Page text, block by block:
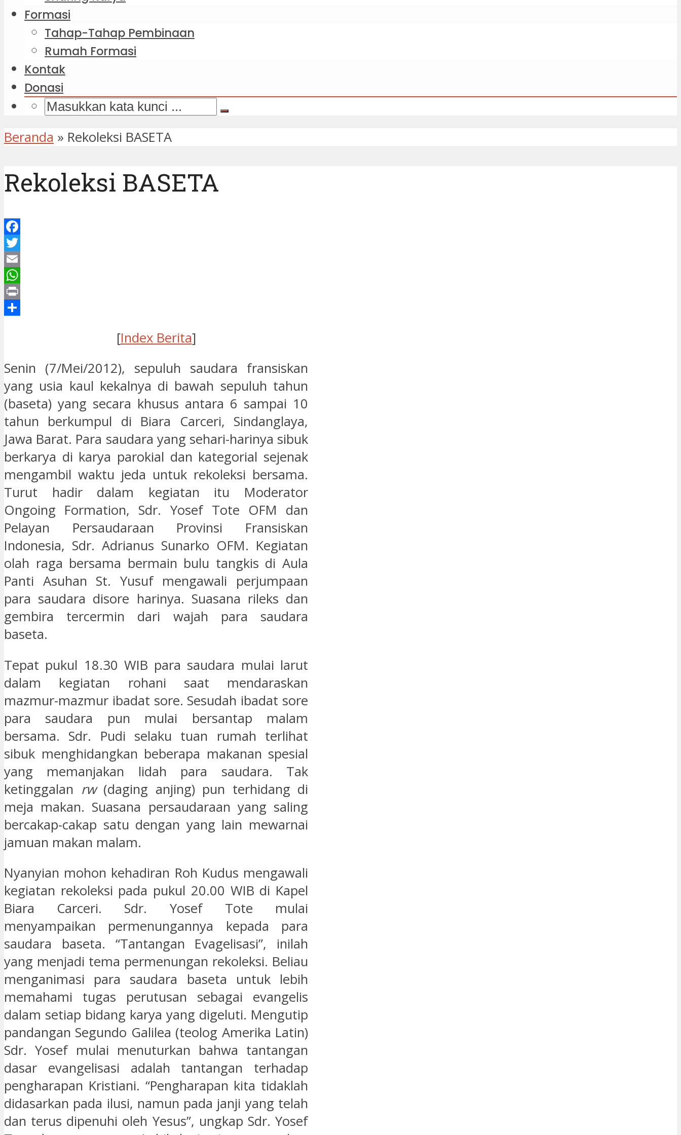
Formasi
Tahap-Tahap Pembinaan
Rumah Formasi
Kontak
Donasi
Beranda » Rekoleksi BASETA
Rekoleksi BASETA
Facebook
Twitter
Email
WhatsApp
Print
[Index Berita]
Senin (7/Mei/2012), sepuluh saudara fransiskan
yang usia kaul kekalnya di bawah sepuluh tahun
(baseta) yang secara khusus antara 6 sampai 10
tahun berkumpul di Biara Carceri, Sindanglaya,
Jawa Barat. Para saudara yang sehari-harinya sibuk
berkarya di karya parokial dan kategorial sejenak
mengambil waktu jeda untuk rekoleksi bersama.
Turut hadir dalam kegiatan itu Moderator
Ongoing Formation, Sdr. Yosef Tote OFM dan
Pelayan Persaudaraan Provinsi Fransiskan
Indonesia, Sdr. Adrianus Sunarko OFM. Kegiatan
olah raga bersama bermain bulu tangkis di Aula
Panti Asuhan St. Yusuf mengawali perjumpaan
para saudara disore harinya. Suasana rileks dan
gembira tercermin dari wajah para saudara
baseta.
Tepat pukul 18.30 WIB para saudara mulai larut
dalam kegiatan rohani saat mendaraskan
mazmur-mazmur ibadat sore. Sesudah ibadat sore
para saudara pun mulai bersantap malam
bersama. Sdr. Pudi selaku tuan rumah terlihat
sibuk menghidangkan beberapa makanan spesial
yang memanjakan lidah para saudara. Tak
ketinggalan rw(daging anjing) pun terhidang di
meja makan. Suasana persaudaraan yang saling
bercakap-cakap satu dengan yang lain mewarnai
jamuan makan malam.
Nyanyian mohon kehadiran Roh Kudus mengawali
kegiatan rekoleksi pada pukul 20.00 WIB di Kapel
Biara Carceri. Sdr. Yosef Tote mulai
menyampaikan permenungannya kepada para
saudara baseta. “Tantangan Evagelisasi”, inilah
yang menjadi tema permenungan rekoleksi. Beliau
menganimasi para saudara baseta untuk lebih
memahami tugas perutusan sebagai evangelis
dalam setiap bidang karya yang digeluti. Mengutip
pandangan Segundo Galilea (teolog Amerika Latin)
Sdr. Yosef mulai menuturkan bahwa tantangan
dasar evangelisasi adalah tantangan terhadap
pengharapan Kristiani. “Pengharapan kita tidaklah
didasarkan pada ilusi, namun pada janji yang telah
dan terus dipenuhi oleh Yesus”, ungkap Sdr. Yosef